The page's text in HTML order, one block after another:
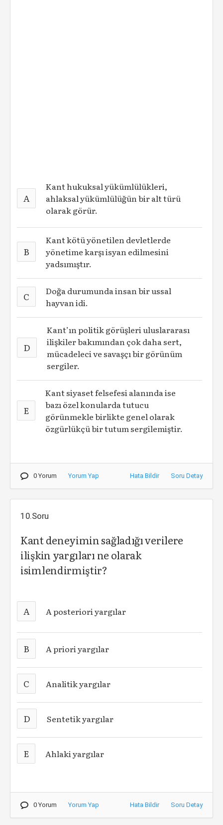
A
Kant hukuksal yükümlülükleri,
ahlaksal yükümlülüğün bir alt türü
olarak görür.
B
Kant kötü yönetilen devletlerde
yönetime karşı isyan edilmesini
yadsımıştır.
C
Doğa durumunda insan bir ussal
hayvan idi.
D
Kant’ın politik görüşleri uluslararası
ilişkiler bakımından çok daha sert,
mücadeleci ve savaşçı bir görünüm
sergiler.
E
Kant siyaset felsefesi alanında ise
bazı özel konularda tutucu
görünmekle birlikte genel olarak
özgürlükçü bir tutum sergilemiştir.
0 Yorum Yorum Yap Hata Bildir Soru Detay
10.Soru
Kant deneyimin sağladığı verilere
ilişkin yargıları ne olarak
isimlendirmiştir?
A A posteriori yargılar
B A priori yargılar
C Analitik yargılar
D Sentetik yargılar
E Ahlaki yargılar
0 Yorum Yorum Yap Hata Bildir Soru Detay